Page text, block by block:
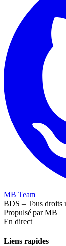
MB Team
BDS – Tous droits
Propulsé par MB
En direct
Liens rapides